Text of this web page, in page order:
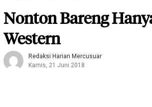
Nonton Bareng
Western
Redaksi Harian Mercusuar
Kamis, 21 Juni 2018